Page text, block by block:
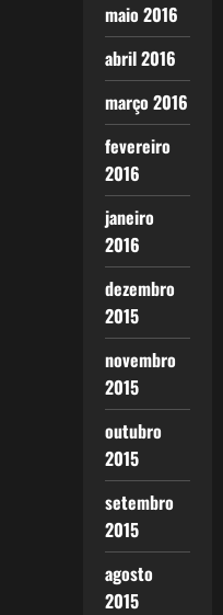
maio 2016
abril 2016
março 2016
fevereiro
2016
janeiro
2016
dezembro
2015
novembro
2015
outubro
2015
setembro
2015
agosto
2015